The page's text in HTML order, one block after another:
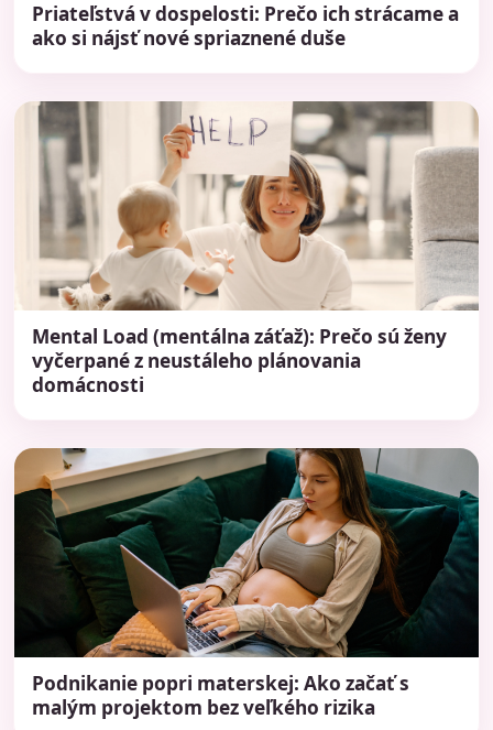
Priateľstvá v dospelosti: Prečo ich strácame a
ako si nájsť nové spriaznené duše
Mental Load (mentálna záťaž): Prečo sú ženy
vyčerpané z neustáleho plánovania
domácnosti
Podnikanie popri materskej: Ako začať s
malým projektom bez veľkého rizika